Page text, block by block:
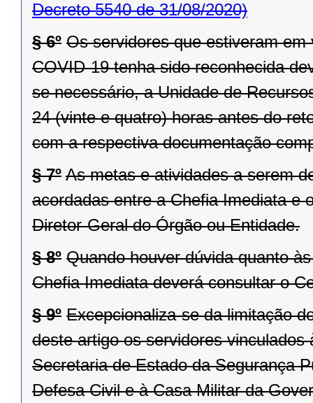
Decreto 5540 de 31/08/2020)
§ 6º Os servidores que estiveram
COVID-19 tenha sido reconhecida
se necessário, a Unidade de
24 (vinte e quatro) horas antes do
com a respectiva documentação
§ 7º As metas e atividades a serem
acordadas entre a Chefia Imediata e
Diretor-Geral do Órgão ou Entidade.
§ 8º Quando houver dúvida quanto
Chefia Imediata deverá consultar o
§ 9º Excepcionaliza-se da limitação
deste artigo os servidores
Secretaria de Estado da Segurança
Defesa Civil e à Casa Militar da